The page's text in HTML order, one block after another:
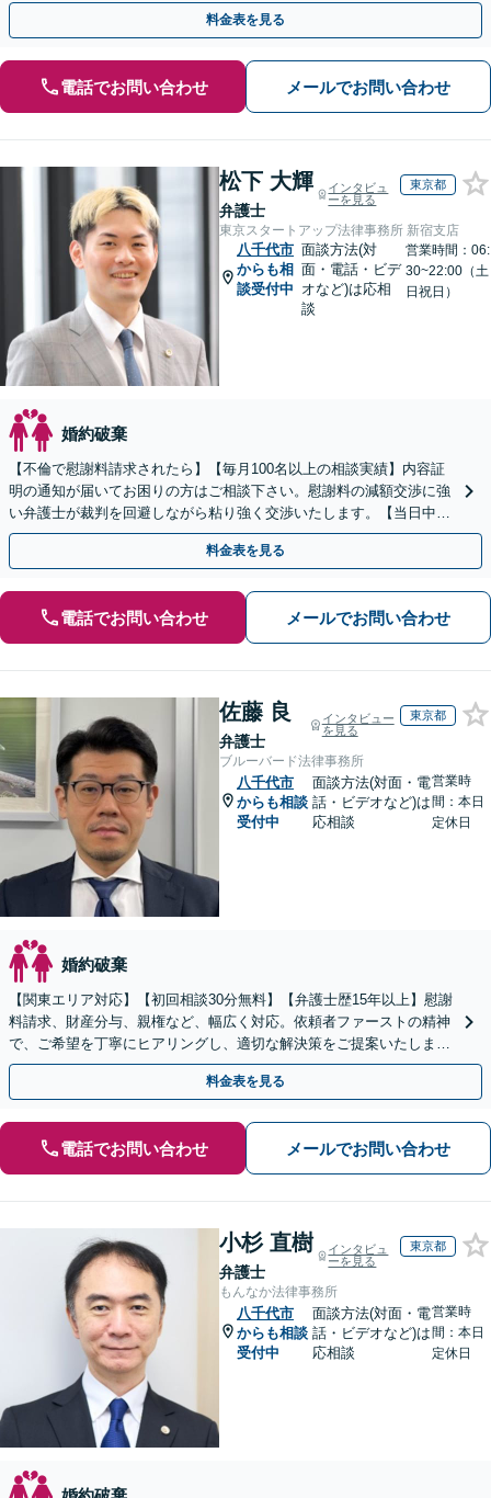
い。相談・書類作成のみのプランもあります
料金表を見る
電話でお問い合わせ メールでお問い合わせ
松下 大輝
弁護士
インタビュ
ーを見る
東京都
東京スタートアップ法律事務所 新宿支店
八千代市
からも相
談受付中
面談方法(対
面・電話・ビデ
オなど)は応相
談
営業時間：06:
30~22:00（土
日祝日）
婚約破棄
【不倫で慰謝料請求されたら】【毎月100名以上の相談実績】内容証
明の通知が届いてお困りの方はご相談下さい。慰謝料の減額交渉に強
い弁護士が裁判を回避しながら粘り強く交渉いたします。【当日中の
相談可(予約制)】【関東エリア全域対応】
料金表を見る
電話でお問い合わせ メールでお問い合わせ
佐藤 良
弁護士
インタビュー
を見る
東京都
ブルーバード法律事務所
八千代市
からも相談
受付中
面談方法(対面・電
話・ビデオなど)は
応相談
営業時
間：本日
定休日
婚約破棄
【関東エリア対応】【初回相談30分無料】【弁護士歴15年以上】慰謝
料請求、財産分与、親権など、幅広く対応。依頼者ファーストの精神
で、ご希望を丁寧にヒアリングし、適切な解決策をご提案いたしま
す。まずは無料相談でお悩みをお聞かせください。
料金表を見る
電話でお問い合わせ メールでお問い合わせ
小杉 直樹
弁護士
インタビュ
ーを見る
東京都
もんなか法律事務所
八千代市
からも相談
受付中
面談方法(対面・電
話・ビデオなど)は
応相談
営業時
間：本日
定休日